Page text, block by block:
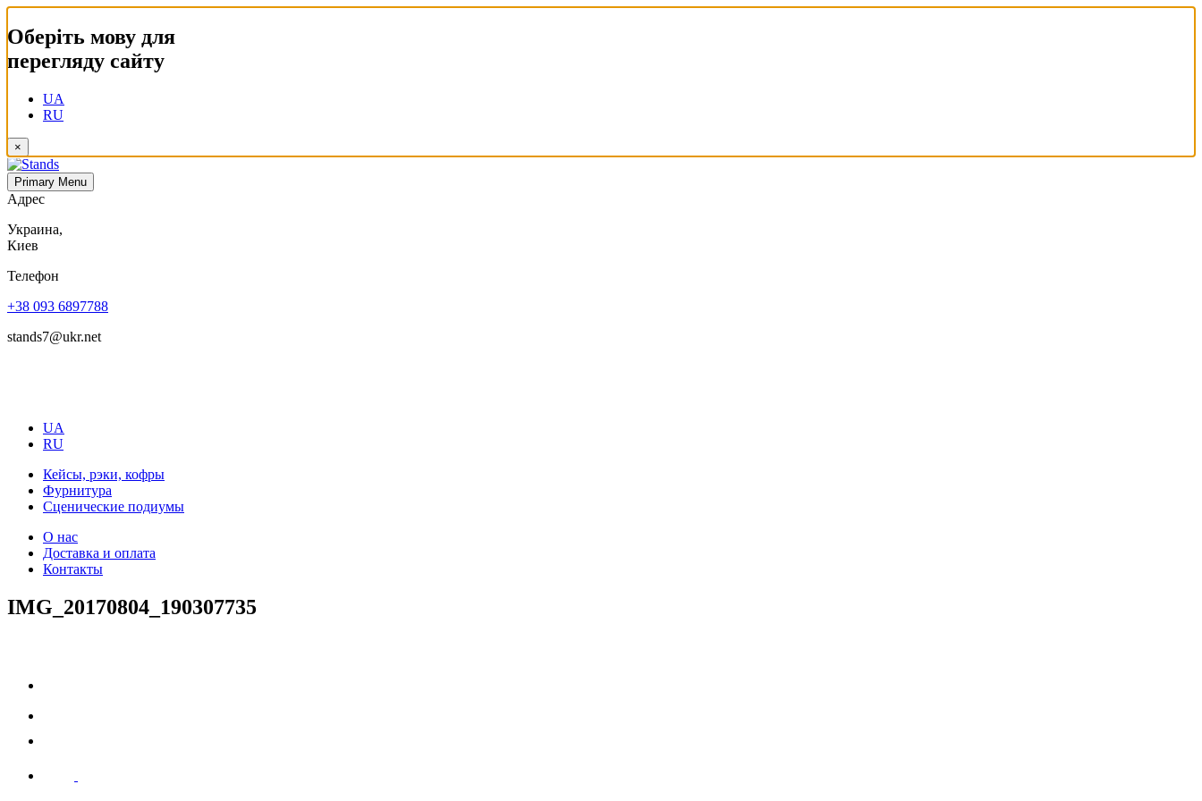
Оберіть мову для
перегляду сайту
UA
RU
×
Primary Menu
Адрес
Украина,
Киев
Телефон
+38 093 6897788
stands7@ukr.net
UA
RU
Кейсы, рэки, кофры
Фурнитура
Сценические подиумы
О нас
Доставка и оплата
Контакты
IMG_20170804_190307735